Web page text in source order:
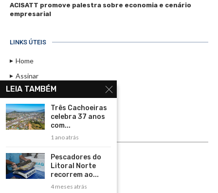
ACISATT promove palestra sobre economia e cenário
empresarial
LINKS ÚTEIS
Home
Assinar
Contato
Política de Privacidade
Rádio Maristela - Ao Vivo
ASSINE
LEIA TAMBÉM
Três Cachoeiras
celebra 37 anos
com...
1 ano atrás
Pescadores do
Litoral Norte
recorrem ao...
4 meses atrás